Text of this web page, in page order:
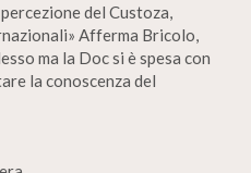
del Custoza,
Afferma Bricolo,
ma la Doc si è spesa con
la conoscenza del